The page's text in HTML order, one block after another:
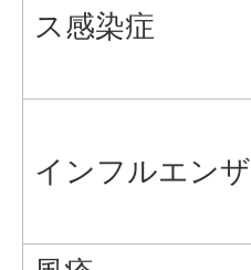
ス感染症
インフルエンザ